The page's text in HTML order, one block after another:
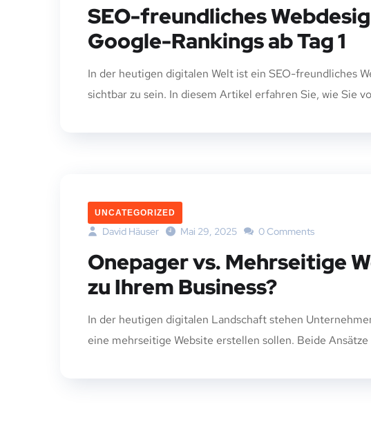
SEO-freundliches
Google-Rankings ab Tag 1
In der heutigen digitalen Welt ist ein SEO-freundliches
sichtbar zu sein. In diesem Artikel erfahren Sie, wie Sie
UNCATEGORIZED
David Häuser Mai 29, 2025 0 Comments
Onepager vs. Mehrseitige
zu Ihrem Business?
In der heutigen digitalen Landschaft stehen
eine mehrseitige Website erstellen sollen. Beide